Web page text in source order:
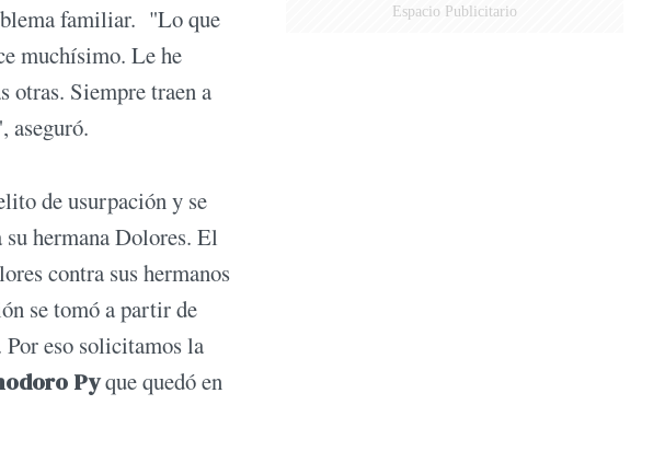
familiar. "Lo que
muchísimo. Le he
otras. Siempre traen a
aseguró.
de usurpación y se
hermana Dolores. El
contra sus hermanos
se tomó a partir de
Por eso solicitamos la
Pyque quedó en
Espacio Publicitario